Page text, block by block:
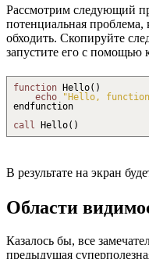
Рассмотрим следующий
потенциальная
обходить. Скопируйте
запустите его с помощью
function Hello( )
echo
"Hello,
endfunction
call Hello( )
В результате на экран
Области
Казалось бы, все
предыдущая